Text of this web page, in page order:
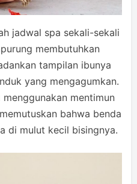
jadwal spa sekali-sekali
membutuhkan
tampilan ibunya
yang mengagumkan.
mentimun
bahwa benda
di mulut kecil bisingnya.